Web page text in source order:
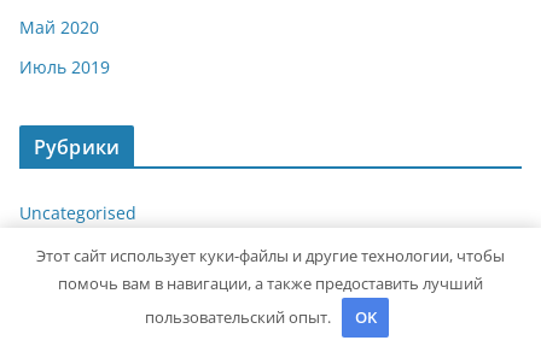
Май 2020
Июль 2019
Рубрики
Uncategorised
Авторубрика
Достопримечательности
Этот сайт использует куки-файлы и другие технологии, чтобы
помочь вам в навигации, а также предоставить лучший
пользовательский опыт.
OK